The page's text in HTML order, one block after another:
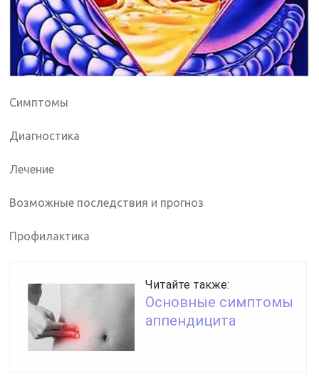
Симптомы
Диагностика
Лечение
Возможные последствия и прогноз
Профилактика
Читайте также:
Основные симптомы
аппендицита